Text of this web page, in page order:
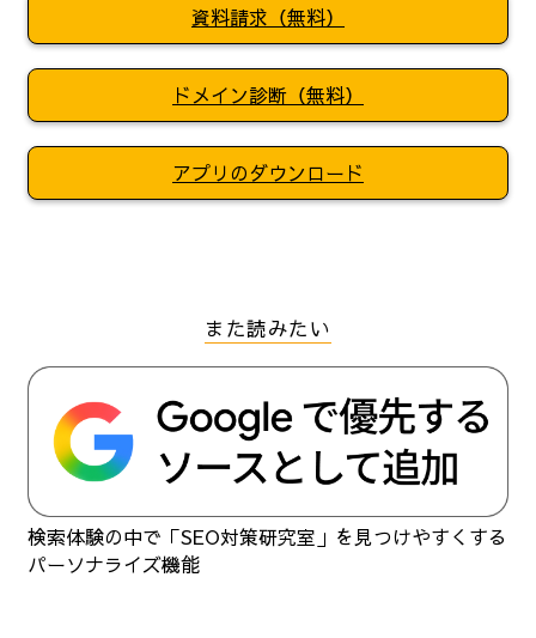
資料請求（無料）
ドメイン診断（無料）
アプリのダウンロード
また読みたい
検索体験の中で「SEO対策研究室」を見つけやすくする
パーソナライズ機能